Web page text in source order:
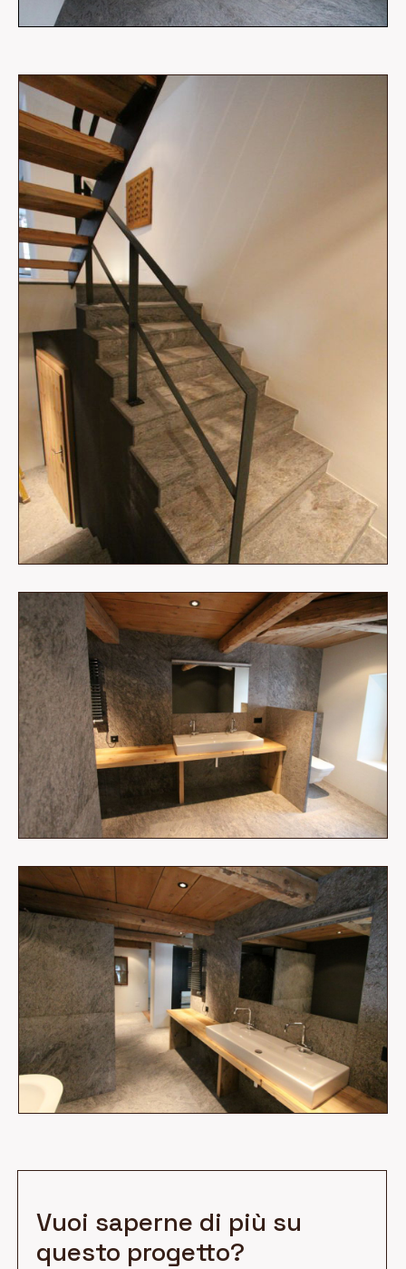
Vuoi saperne di più su
questo progetto?